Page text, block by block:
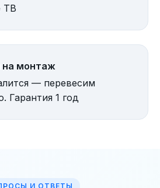
ТВ
на монтаж
— перевесим
Гарантия 1 год
И ОТВЕТЫ